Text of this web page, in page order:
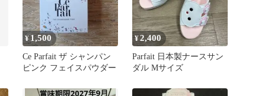
¥1,500
Ce Parfait ザ シャンパン
ピンク フェイスパウダー
¥2,400
Parfait 日本製ナースサン
ダル Mサイズ